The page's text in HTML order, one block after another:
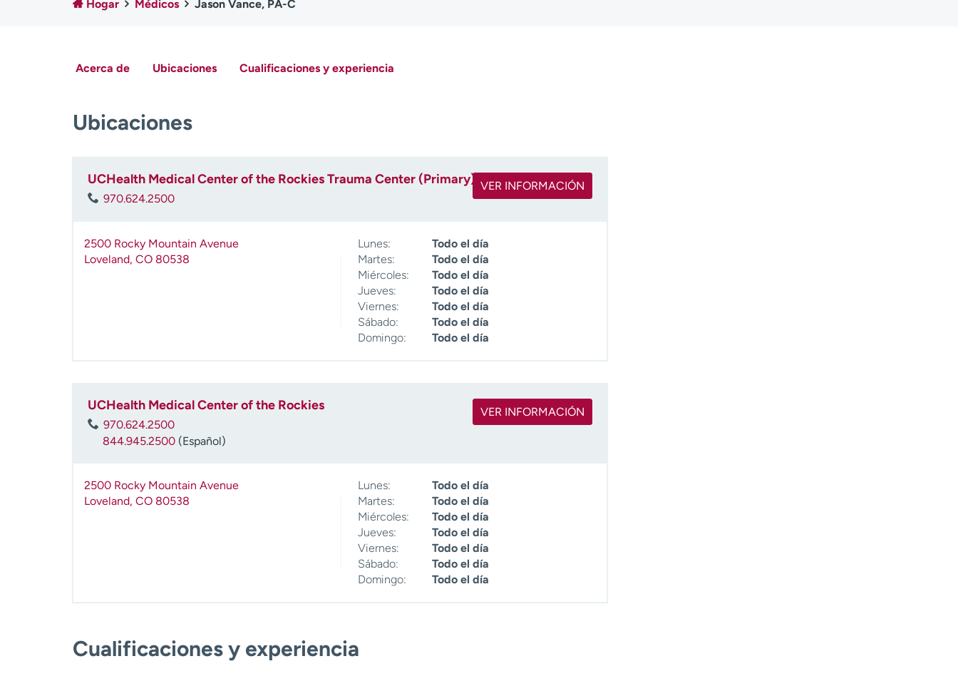
Hogar Médicos Jason Vance, PA-C
Acerca de Ubicaciones Cualificaciones y experiencia
Ubicaciones
UCHealth Medical Center of the Rockies Trauma Center (Primary)
970.624.2500
VER INFORMACIÓN
2500 Rocky Mountain Avenue
Loveland, CO 80538
Lunes:
Todo el día
Martes:
Todo el día
Miércoles:
Todo el día
Jueves:
Todo el día
Viernes:
Todo el día
Sábado:
Todo el día
Domingo:
Todo el día
UCHealth Medical Center of the Rockies
970.624.2500
844.945.2500 (Español)
VER INFORMACIÓN
2500 Rocky Mountain Avenue
Loveland, CO 80538
Lunes:
Todo el día
Martes:
Todo el día
Miércoles:
Todo el día
Jueves:
Todo el día
Viernes:
Todo el día
Sábado:
Todo el día
Domingo:
Todo el día
Cualificaciones y experiencia